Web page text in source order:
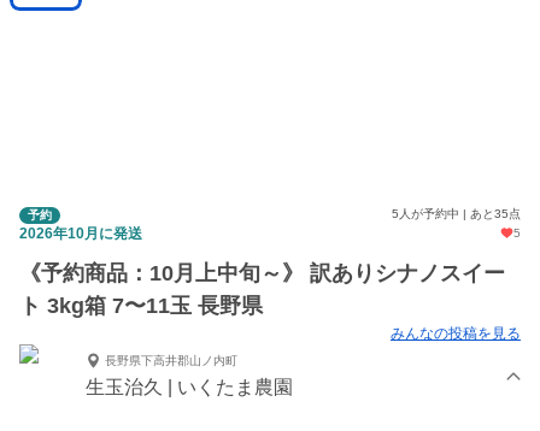
予約 5人が予約中 | あと35点
2026年10月に発送 5
《予約商品：10月上中旬～》 訳ありシナノスイー
ト 3kg箱 7〜11玉 長野県
みんなの投稿を見る
長野県下高井郡山ノ内町
生玉治久 | いくたま農園